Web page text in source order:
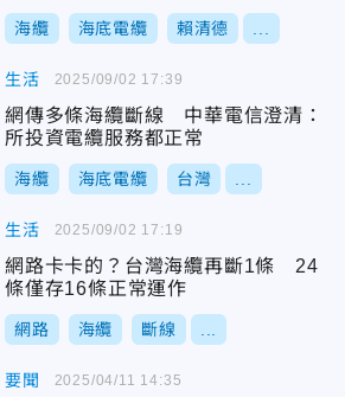
海纜 海底電纜 賴清德
生活
網傳多條海纜斷線 中華電信澄清：
所投資電纜服務都正常
海纜 海底電纜 台灣
2025/09/02 17:39
生活
網路卡卡的？台灣海纜再斷1條 24
條僅存16條正常運作
網路 海纜 斷線
2025/09/02 17:19
要聞 2025/04/11 14:35